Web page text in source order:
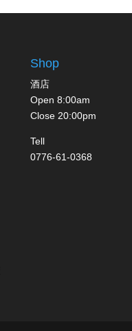
Shop
酒店
Open 8:00am
Close 20:00pm
Tell
0776-61-0368